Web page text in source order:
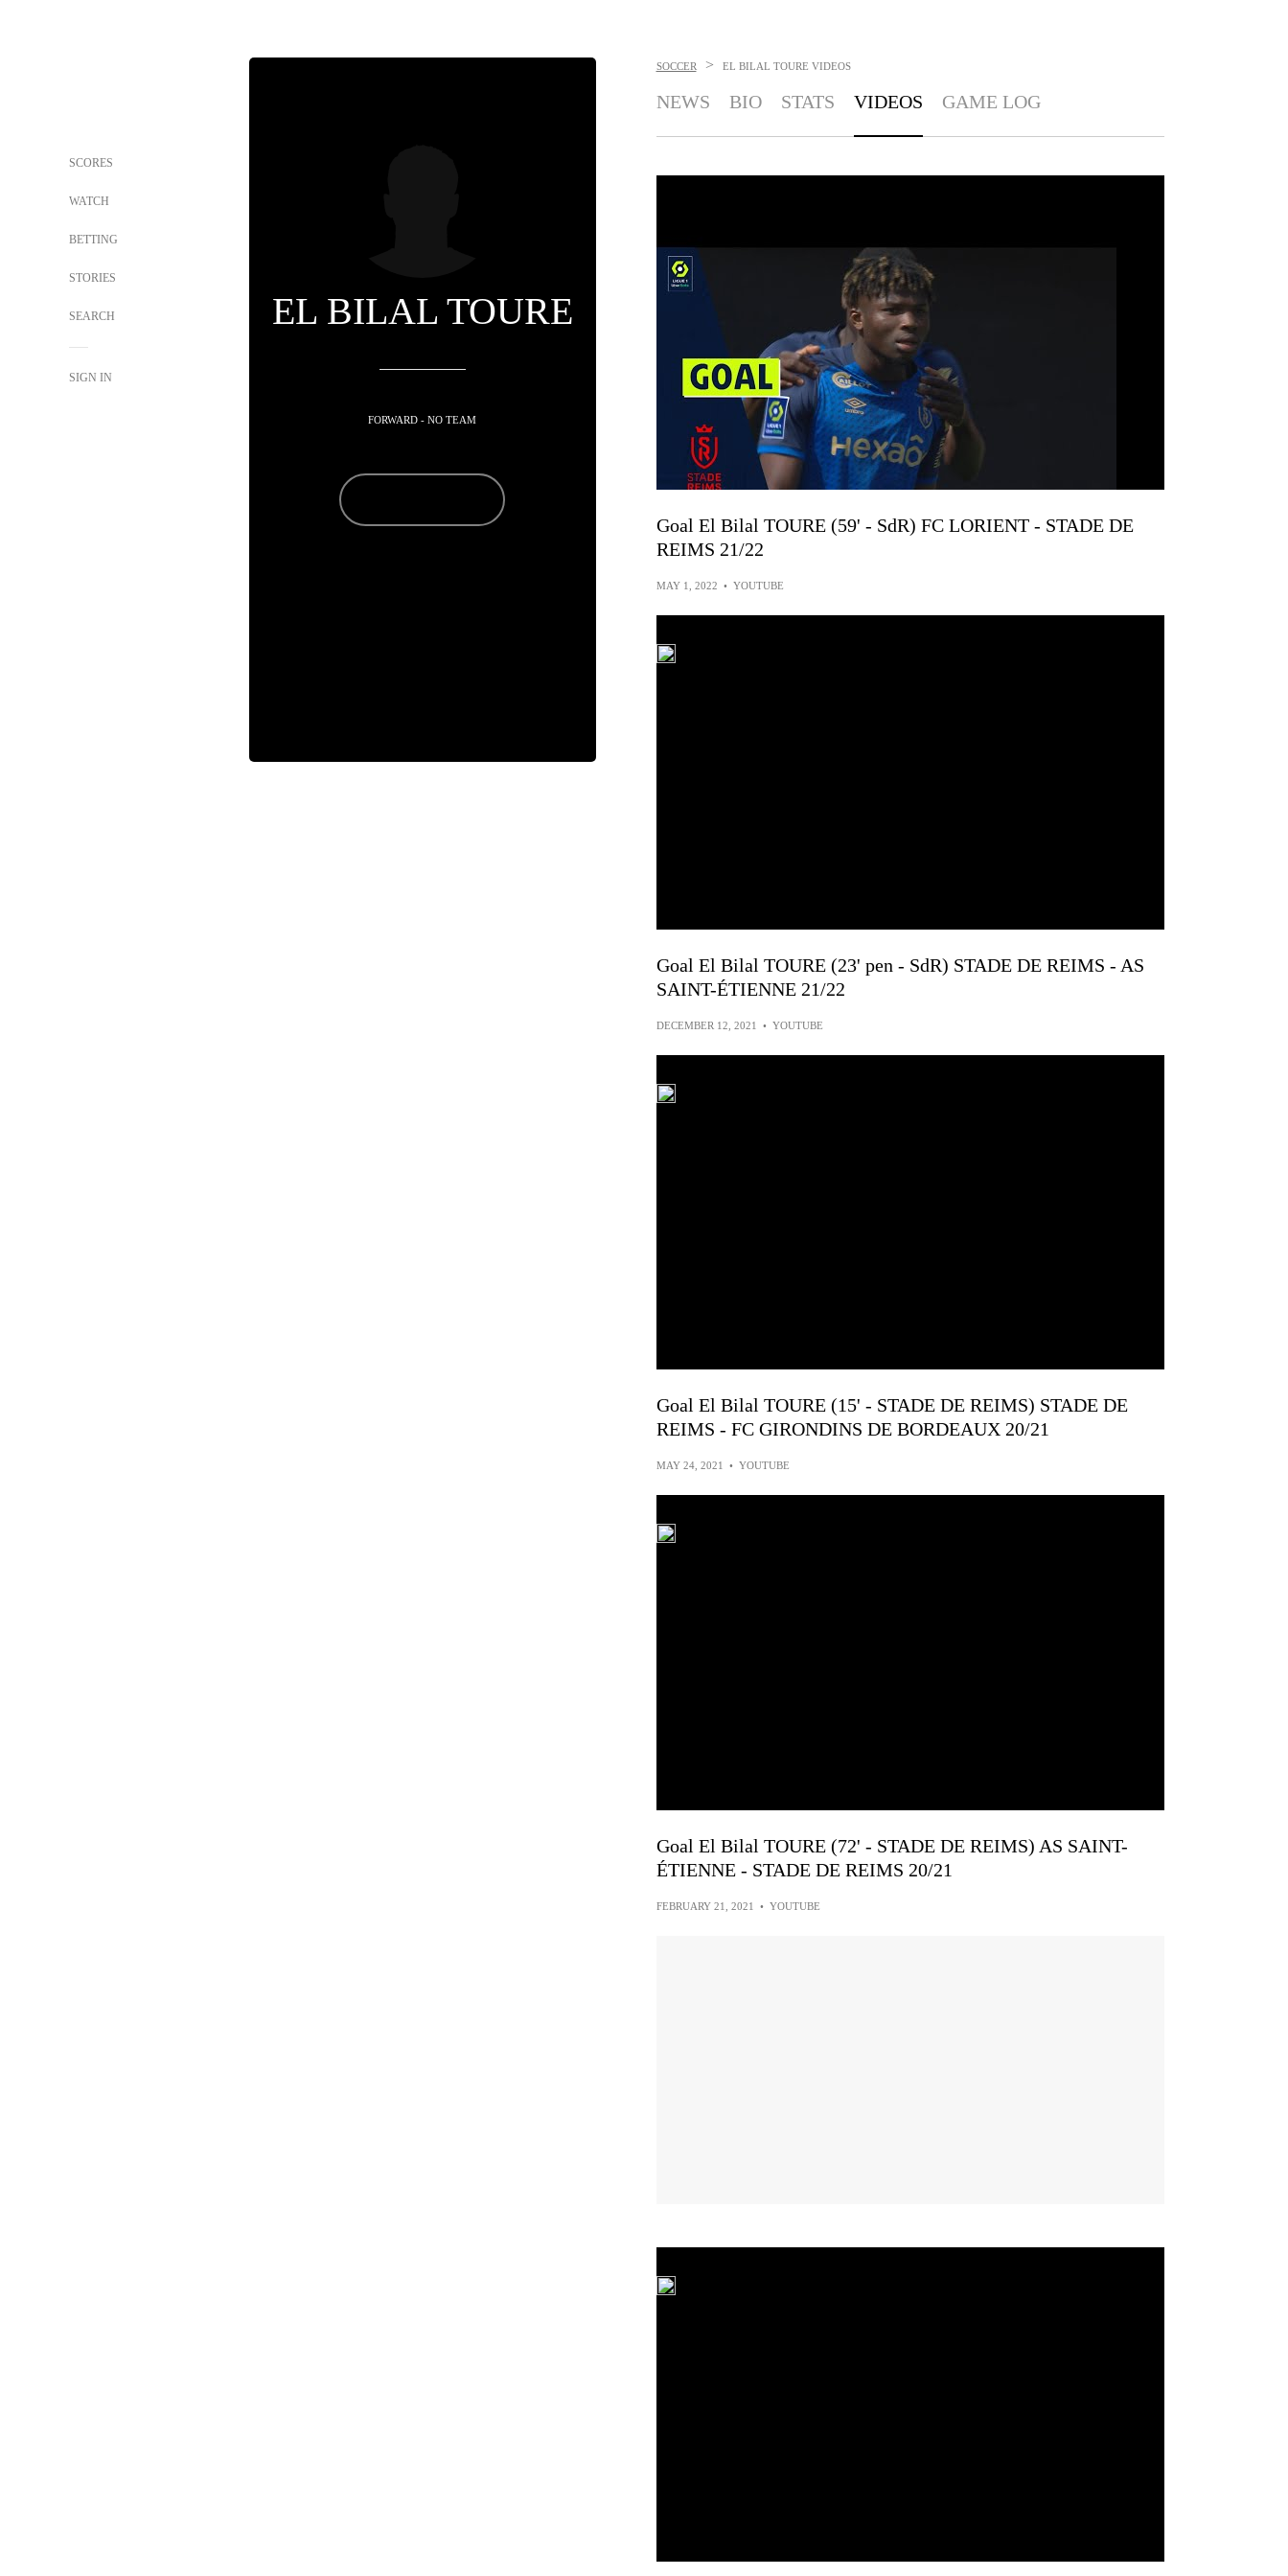
SCORES
WATCH
BETTING
STORIES
SEARCH
SIGN IN
EL BILAL TOURE
FORWARD - NO TEAM
SOCCER > EL BILAL TOURE VIDEOS
NEWS BIO STATS VIDEOS GAME LOG
Goal El Bilal TOURE (59' - SdR) FC LORIENT - STADE DE
REIMS 21/22
MAY 1, 2022 • YOUTUBE
Goal El Bilal TOURE (23' pen - SdR) STADE DE REIMS - AS
SAINT-ÉTIENNE 21/22
DECEMBER 12, 2021 • YOUTUBE
Goal El Bilal TOURE (15' - STADE DE REIMS) STADE DE
REIMS - FC GIRONDINS DE BORDEAUX 20/21
MAY 24, 2021 • YOUTUBE
Goal El Bilal TOURE (72' - STADE DE REIMS) AS SAINT-
ÉTIENNE - STADE DE REIMS 20/21
FEBRUARY 21, 2021 • YOUTUBE